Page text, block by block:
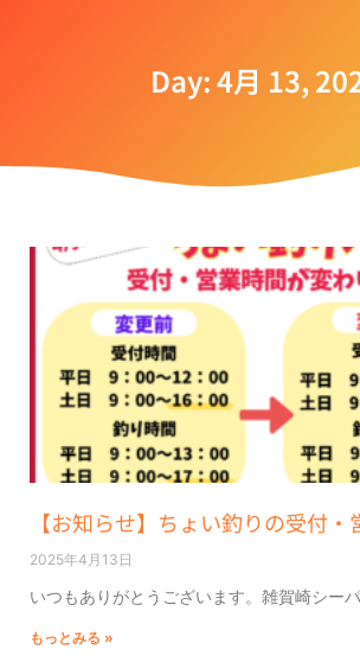
Day: 4月 13,
【お知らせ】ちょい釣りの受付
2025年4月13日
いつもありがとうございます。雑賀崎シーパ
もっとみる »